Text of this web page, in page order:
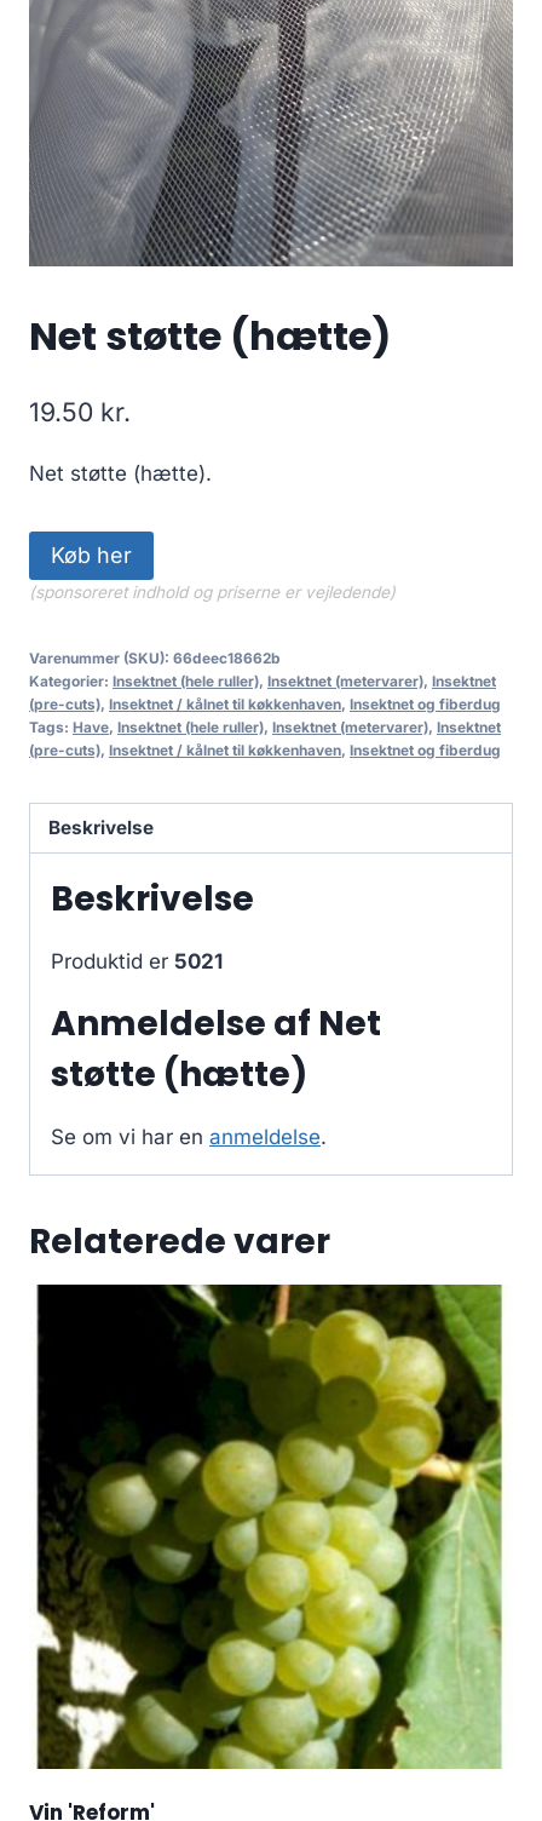
Net støtte (hætte)
19.50 kr.
Net støtte (hætte).
Køb her
(sponsoreret indhold og priserne er vejledende)
Varenummer (SKU): 66deec18662b
Kategorier: Insektnet (hele ruller), Insektnet (metervarer), Insektnet
(pre-cuts), Insektnet / kålnet til køkkenhaven, Insektnet og fiberdug
Tags: Have, Insektnet (hele ruller), Insektnet (metervarer), Insektnet
(pre-cuts), Insektnet / kålnet til køkkenhaven, Insektnet og fiberdug
Beskrivelse
Beskrivelse
Produktid er 5021
Anmeldelse af Net
støtte (hætte)
Se om vi har en anmeldelse.
Relaterede varer
Vin 'Reform'